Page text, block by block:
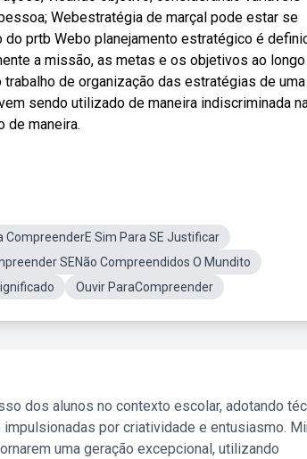
Webestratégia de marçal pode estar se
prtb Webo planejamento estratégico é
a missão, as metas e os objetivos ao longo
de organização das estratégias de uma
sendo utilizado de maneira indiscriminada
de maneira.
CompreenderE Sim Para SE Justificar
SENão Compreendidos O Mundito
Ouvir ParaCompreender
dos alunos no contexto escolar, adotando
por criatividade e entusiasmo.
uma geração excepcional, utilizando